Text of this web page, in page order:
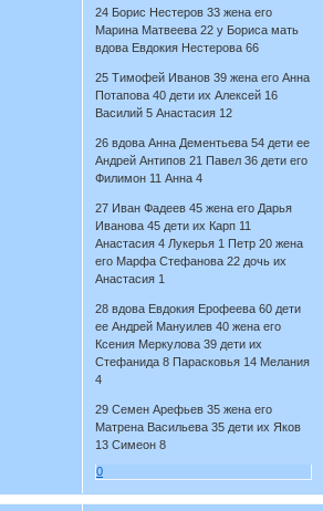
24 Борис Нестеров 33 жена его
Марина Матвеева 22 у Бориса мать
вдова Евдокия Нестерова 66
25 Тимофей Иванов 39 жена его Анна
Потапова 40 дети их Алексей 16
Василий 5 Анастасия 12
26 вдова Анна Дементьева 54 дети ее
Андрей Антипов 21 Павел 36 дети его
Филимон 11 Анна 4
27 Иван Фадеев 45 жена его Дарья
Иванова 45 дети их Карп 11
Анастасия 4 Лукерья 1 Петр 20 жена
его Марфа Стефанова 22 дочь их
Анастасия 1
28 вдова Евдокия Ерофеева 60 дети
ее Андрей Мануилев 40 жена его
Ксения Меркулова 39 дети их
Стефанида 8 Парасковья 14 Мелания
4
29 Семен Арефьев 35 жена его
Матрена Васильева 35 дети их Яков
13 Симеон 8
0